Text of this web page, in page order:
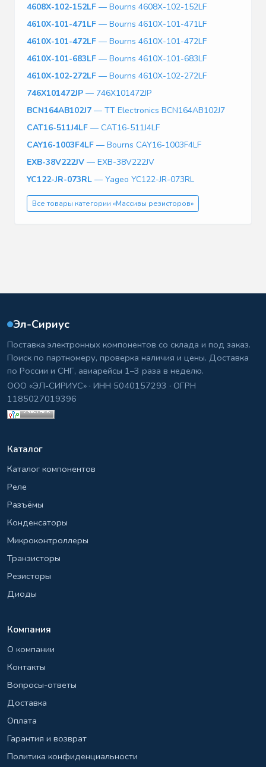
4608X-102-152LF — Bourns 4608X-102-152LF
4610X-101-471LF — Bourns 4610X-101-471LF
4610X-101-472LF — Bourns 4610X-101-472LF
4610X-101-683LF — Bourns 4610X-101-683LF
4610X-102-272LF — Bourns 4610X-102-272LF
746X101472JP — 746X101472JP
BCN164AB102J7 — TT Electronics BCN164AB102J7
CAT16-511J4LF — CAT16-511J4LF
CAY16-1003F4LF — Bourns CAY16-1003F4LF
EXB-38V222JV — EXB-38V222JV
YC122-JR-073RL — Yageo YC122-JR-073RL
Все товары категории «Массивы резисторов»
Эл-Сириус
Поставка электронных компонентов со склада и под заказ.
Поиск по партномеру, проверка наличия и цены. Доставка
по России и СНГ, авиарейсы 1–3 раза в неделю.
ООО «ЭЛ-СИРИУС» · ИНН 5040157293 · ОГРН
1185027019396
Каталог
Каталог компонентов
Реле
Разъёмы
Конденсаторы
Микроконтроллеры
Транзисторы
Резисторы
Диоды
Компания
О компании
Контакты
Вопросы-ответы
Доставка
Оплата
Гарантия и возврат
Политика конфиденциальности